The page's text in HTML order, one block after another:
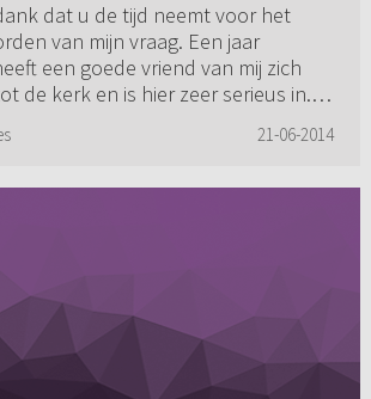
dat u de tijd neemt voor het
van mijn vraag. Een jaar
een goede vriend van mij zich
de kerk en is hier zeer serieus in.
21-06-2014